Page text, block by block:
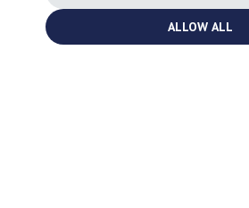
AT DE
ALLOW ALL